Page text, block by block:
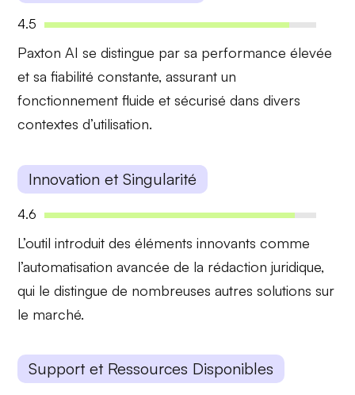
4.5
Paxton AI se distingue par sa performance élevée
et safiabilité constante, assurant un
fonctionnement fluide et sécurisé dans divers
contextes d’utilisation.
Innovation et Singularité
4.6
L’outil introduit deséléments innovants comme
l’automatisation avancée de la rédaction juridique,
qui le distingue de nombreuses autres solutions sur
le marché.
Support et Ressources Disponibles